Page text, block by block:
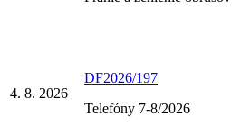
4. 8. 2026
DF2026/197
Telefóny 7-8/2026